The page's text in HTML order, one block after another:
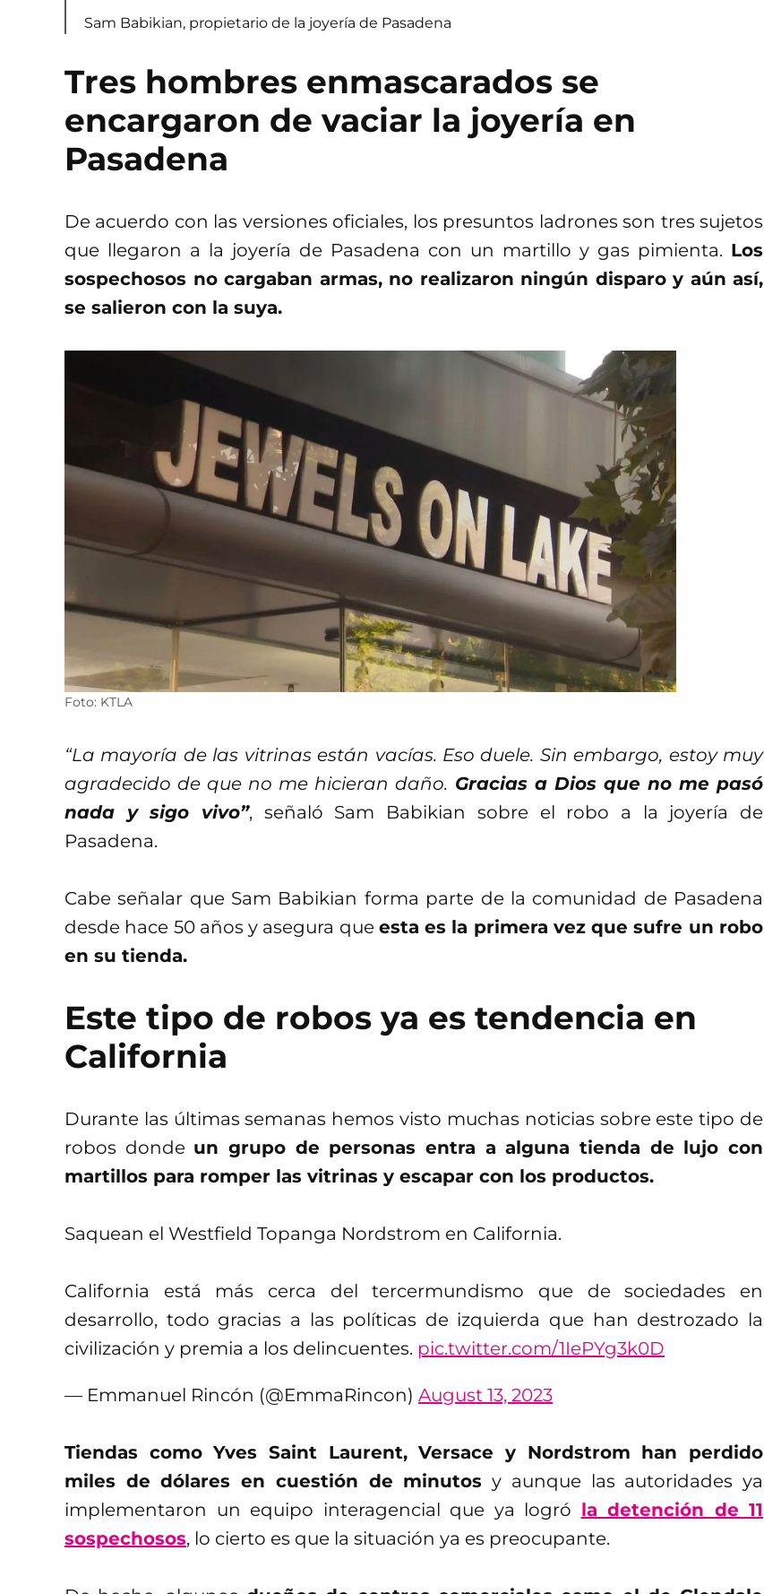
Sam Babikian, propietario de la joyería de Pasadena
Tres hombres enmascarados se
encargaron de vaciar la joyería en
Pasadena
De acuerdo con las versiones oficiales, los presuntos ladrones son tres sujetos
que llegaron a la joyería de Pasadena con un martillo y gas pimienta. Los
sospechosos no cargaban armas, no realizaron ningún disparo y aún así,
se salieron con la suya.
Foto: KTLA
“La mayoría de las vitrinas están vacías. Eso duele. Sin embargo, estoy muy
agradecido de que no me hicieran daño. Gracias a Dios que no me pasó
nada y sigo vivo”, señaló Sam Babikian sobre el robo a la joyería de
Pasadena.
Cabe señalar que Sam Babikian forma parte de la comunidad de Pasadena
desde hace 50 años y asegura que esta es la primera vez que sufre un robo
en su tienda.
Este tipo de robos ya es tendencia en
California
Durante las últimas semanas hemos visto muchas noticias sobre este tipo de
robos donde un grupo de personas entra a alguna tienda de lujo con
martillos para romper las vitrinas y escapar con los productos.
Saquean el Westfield Topanga Nordstrom en California.
California está más cerca del tercermundismo que de sociedades en
desarrollo, todo gracias a las políticas de izquierda que han destrozado la
civilización y premia a los delincuentes. pic.twitter.com/1IePYg3k0D
— Emmanuel Rincón (@EmmaRincon) August 13, 2023
Tiendas como Yves Saint Laurent, Versace y Nordstrom han perdido
miles de dólares en cuestión de minutos y aunque las autoridades ya
implementaron un equipo interagencial que ya logró la detención de 11
sospechosos, lo cierto es que la situación ya es preocupante.